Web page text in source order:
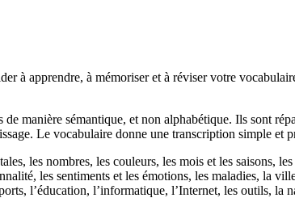
à apprendre, à mémoriser et à réviser votre
manière sémantique, et non alphabétique. Ils sont
Le vocabulaire donne une transcription simple et
les nombres, les couleurs, les mois et les saisons,
les sentiments et les émotions, les maladies, la
l’éducation, l’informatique, l’Internet, les outils,